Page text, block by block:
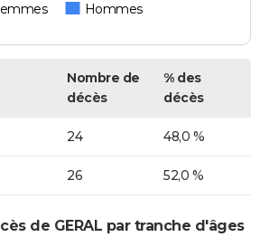
Hommes
Nombre de
décès
% des
décès
24 48,0 %
26 52,0 %
de GERAL par tranche d'âges